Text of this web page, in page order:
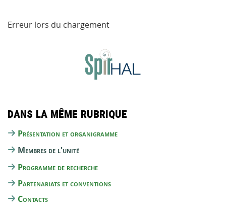
Erreur lors du chargement
Dans la même rubrique
Présentation et organigramme
Membres de l'unité
Programme de recherche
Partenariats et conventions
Contacts